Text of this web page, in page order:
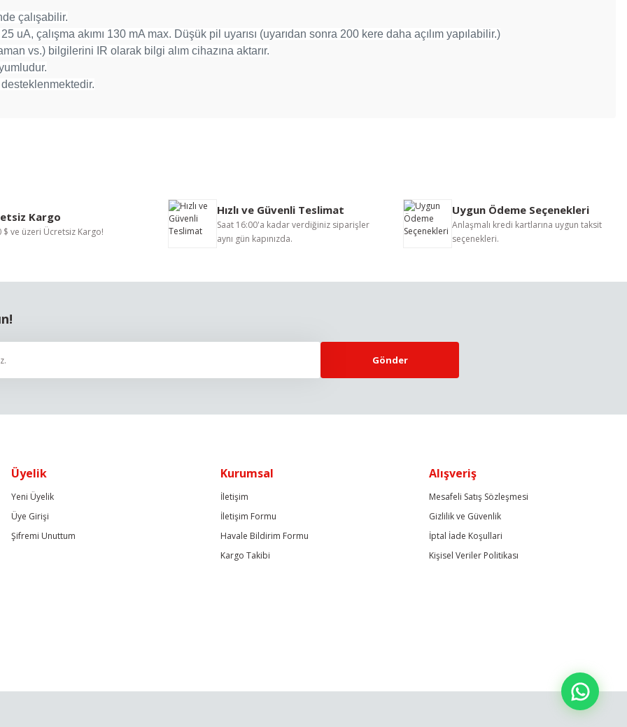
çalışabilir.
uA, çalışma akımı 130 mA max. Düşük pil uyarısı (uyarıdan sonra 200 kere daha açılım yapılabilir.)
vs.) bilgilerini IR olarak bilgi alım cihazına aktarır.
Yorum Yaz
Kargo
$ ve üzeri Ücretsiz Kargo!
Hızlı ve Güvenli Teslimat
Saat 16:00'a kadar verdiğiniz siparişler
aynı gün kapınızda.
Uygun Ödeme Seçenekleri
Anlaşmalı kredi kartlarına uygun taksit
seçenekleri.
Gönder
Üyelik
Yeni Üyelik
Üye Girişi
Şifremi Unuttum
Kurumsal
İletişim
İletişim Formu
Havale Bildirim Formu
Kargo Takibi
Alışveriş
Mesafeli Satış Sözleşmesi
Gizlilik ve Güvenlik
İptal İade Koşullari
Kişisel Veriler Politikası